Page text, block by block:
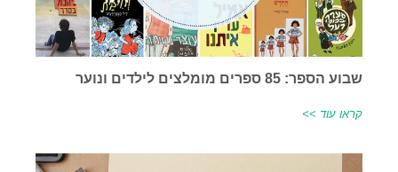
שבוע הספר: 85 ספרים מומלצים לילדים ונוער
קראו עוד >>